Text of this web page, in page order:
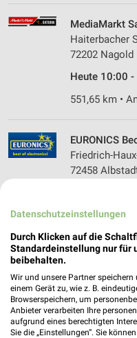
MediaMarkt
Haiterbacher
72202 Nagold
Heute 10:00 -
551,65 km •
EURONICS
Friedrich-
72458
Heute 09:00
Geschlossen
570,39 km •
MediaMarkt
Ferdinand-
72770
Heute 10:00
Datenschutzeinstellungen
Durch Klicken auf die
Standardeinstellung nur für
beibehalten.
Wir und unsere Partner
einem Gerät zu, wie z. B.
Browserspeichern, um
Anbieter verarbeiten Ihre
aufgrund eines berechtigten
Sie die „Einstellungen“. Sie